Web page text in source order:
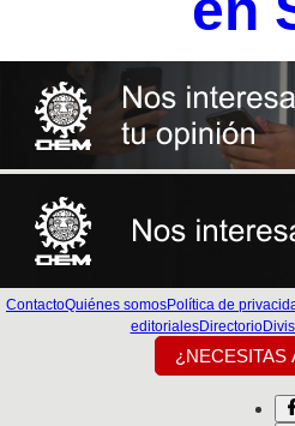
ContactoQuiénes somosPolítica de
editorialesDirectorio
¿NECESITAS